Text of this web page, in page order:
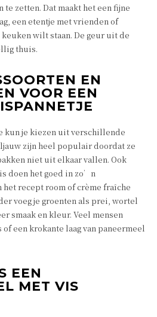
te zetten. Dat maakt het een fijne
een etentje met vrienden of
wilt staan. De geur uit de
thuis.
EN
VOOR EEN
kun je kiezen uit verschillende
zijn heel populair doordat ze
niet uit elkaar vallen. Ook
doen het goed in zo’n
het recept room of crème fraîche
voeg je groenten als prei, wortel
smaak en kleur. Veel mensen
of een krokante laag van paneermeel
EEN
MET VIS